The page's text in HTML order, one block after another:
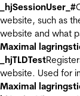
_hjSessionUser_#
website, such as
website and what
Maximal
_hjTLDTest
website. Used for
Maximal